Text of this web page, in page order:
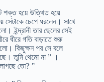
শক্ত হয়ে উত্থিত হয়ে
সেটাকে চেপে ধরলেন। সাথে
ইন্দ্রানী তার ছেলের সেই
ধীরে গতি বাড়াতে শুরু
কিছুক্ষন পর সে বলে
তুমি থেমো না ” ।
তো? ”